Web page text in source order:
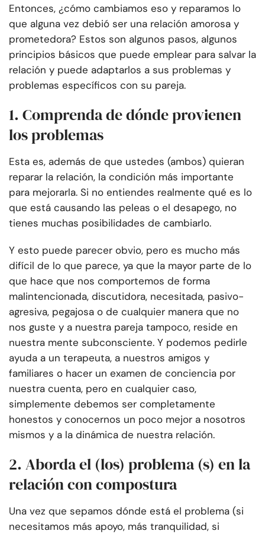
Entonces, ¿cómo cambiamos eso y reparamos lo
que alguna vez debió ser una relación amorosa y
prometedora? Estos son algunos pasos, algunos
principios básicos que puede emplear para salvar la
relación y puede adaptarlos a sus problemas y
problemas específicos con su pareja.
1. Comprenda de dónde provienen
los problemas
Esta es, además de que ustedes (ambos) quieran
reparar la relación, la condición más importante
para mejorarla. Si no entiendes realmente qué es lo
que está causando las peleas o el desapego, no
tienes muchas posibilidades de cambiarlo.
Y esto puede parecer obvio, pero es mucho más
difícil de lo que parece, ya que la mayor parte de lo
que hace que nos comportemos de forma
malintencionada, discutidora, necesitada, pasivo-
agresiva, pegajosa o de cualquier manera que no
nos guste y a nuestra pareja tampoco, reside en
nuestra mente subconsciente. Y podemos pedirle
ayuda a un terapeuta, a nuestros amigos y
familiares o hacer un examen de conciencia por
nuestra cuenta, pero en cualquier caso,
simplemente debemos ser completamente
honestos y conocernos un poco mejor a nosotros
mismos y a la dinámica de nuestra relación.
2. Aborda el (los) problema (s) en la
relación con compostura
Una vez que sepamos dónde está el problema (si
necesitamos más apoyo, más tranquilidad, si